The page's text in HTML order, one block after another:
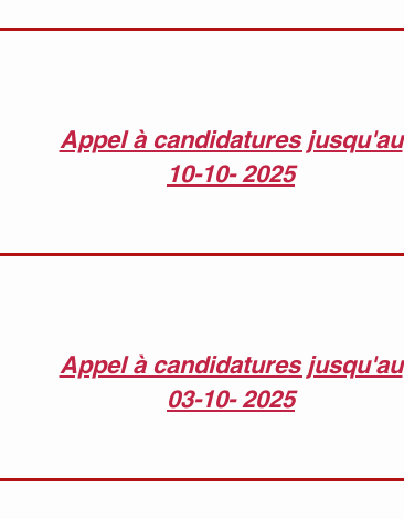
Appel à candidatures jusqu'au
10-10- 2025
Appel à candidatures jusqu'au
03-10- 2025